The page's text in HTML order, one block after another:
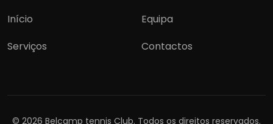
Início
Equipa
Serviços
Contactos
© 2026 Belcamp tennis Club. Todos os direitos reservados.